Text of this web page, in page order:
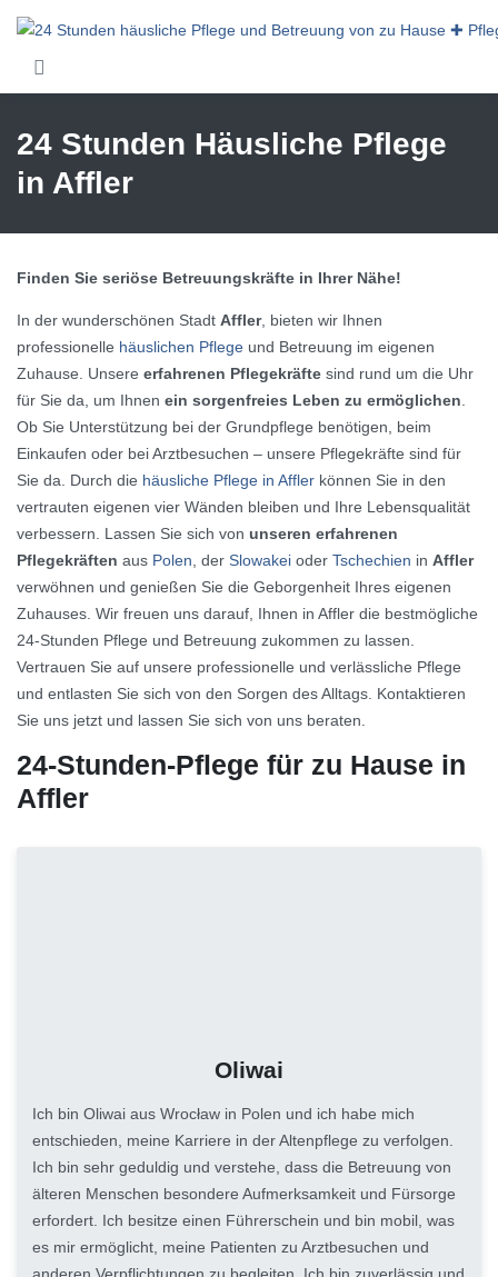
24 Stunden Häusliche Pflege
in Affler
Finden Sie seriöse Betreuungskräfte in Ihrer Nähe!
In der wunderschönen Stadt Affler, bieten wir Ihnen
professionelle häuslichen Pflege und Betreuung im eigenen
Zuhause. Unsere erfahrenen Pflegekräfte sind rund um die Uhr
für Sie da, um Ihnen ein sorgenfreies Leben zu ermöglichen.
Ob Sie Unterstützung bei der Grundpflege benötigen, beim
Einkaufen oder bei Arztbesuchen – unsere Pflegekräfte sind für
Sie da. Durch die häusliche Pflege in Affler können Sie in den
vertrauten eigenen vier Wänden bleiben und Ihre Lebensqualität
verbessern. Lassen Sie sich von unseren erfahrenen
Pflegekräften aus Polen, der Slowakei oder Tschechien in Affler
verwöhnen und genießen Sie die Geborgenheit Ihres eigenen
Zuhauses. Wir freuen uns darauf, Ihnen in Affler die bestmögliche
24-Stunden Pflege und Betreuung zukommen zu lassen.
Vertrauen Sie auf unsere professionelle und verlässliche Pflege
und entlasten Sie sich von den Sorgen des Alltags. Kontaktieren
Sie uns jetzt und lassen Sie sich von uns beraten.
24-Stunden-Pflege für zu Hause in
Affler
Oliwai
Ich bin Oliwai aus Wrocław in Polen und ich habe mich
entschieden, meine Karriere in der Altenpflege zu verfolgen.
Ich bin sehr geduldig und verstehe, dass die Betreuung von
älteren Menschen besondere Aufmerksamkeit und Fürsorge
erfordert. Ich besitze einen Führerschein und bin mobil, was
es mir ermöglicht, meine Patienten zu Arztbesuchen und